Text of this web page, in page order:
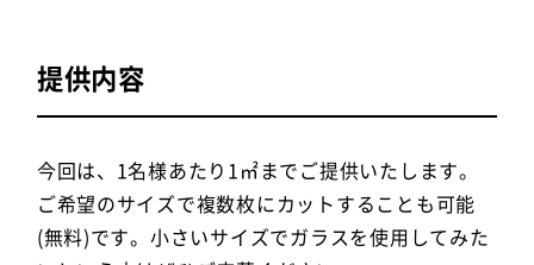
提供内容
今回は、1名様あたり1㎡までご提供いたします。
ご希望のサイズで複数枚にカットすることも可能
(無料)です。小さいサイズでガラスを使用してみた